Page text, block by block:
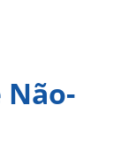
Não-